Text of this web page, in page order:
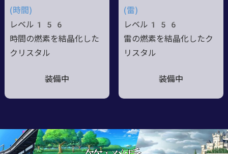
(時間)
レベル156
時間の燃素を結晶化した
クリスタル
装備中
(雷)
レベル156
雷の燃素を結晶化したク
リスタル
装備中